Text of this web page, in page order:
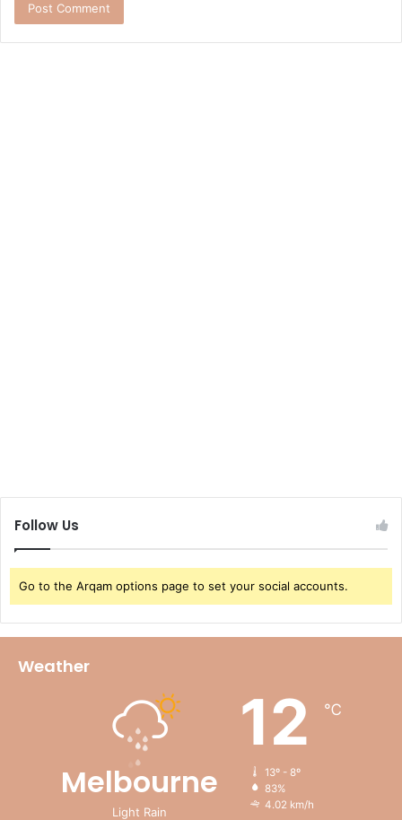
Follow Us
Go to the Arqam options page to set your social accounts.
Weather
Melbourne
Light Rain
12 ℃
13º - 8º
83%
4.02 km/h